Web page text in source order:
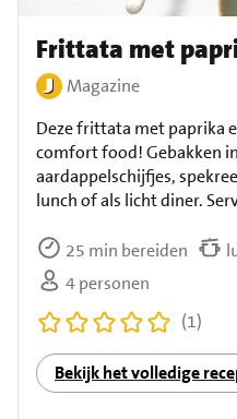
Frittata met
Magazine
Deze frittata met paprika
comfort food! Gebakken
aardappelschijfjes,
lunch of als licht diner.
25 min bereiden
4 personen
(1)
Bekijk het volledige